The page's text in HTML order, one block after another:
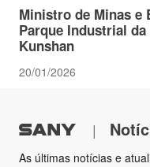
Ministro de Minas e
Parque Industrial da
Kunshan
20/01/2026
|
As últimas notícias e